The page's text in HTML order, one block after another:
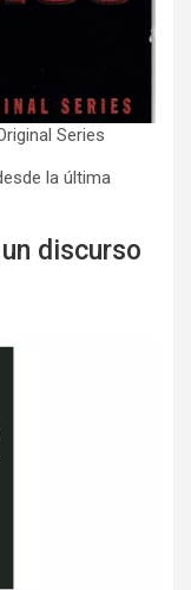
Series
la última
discurso